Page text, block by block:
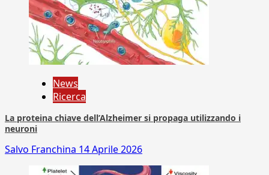
News
Ricerca
La proteina chiave dell’Alzheimer si propaga utilizzando i
neuroni
Salvo Franchina 14 Aprile 2026